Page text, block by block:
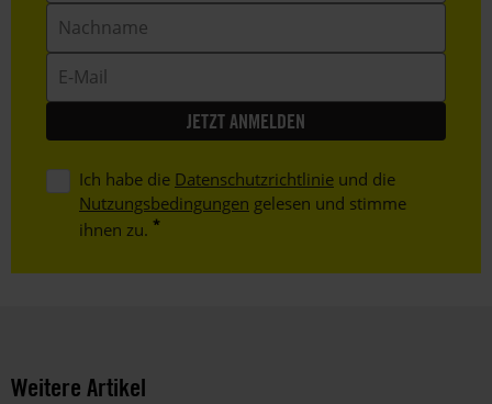
Mail
Ich habe die Datenschutzrichtlinie und die
Nutzungsbedingungen gelesen und stimme
ihnen zu.
Weitere Artikel